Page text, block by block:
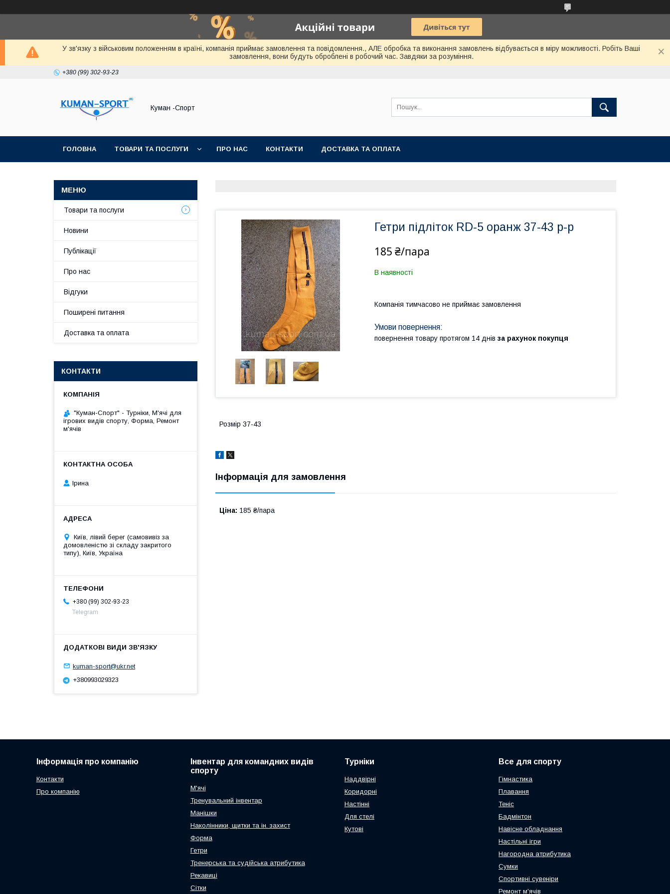
У зв'язку з військовим положенням в країні, компанія приймає замовлення та повідомлення., АЛЕ обробка та виконання замовлень відбувається в міру можливості. Робіть Ваші
замовлення, вони будуть оброблені в робочий час. Завдяки за розуміння.
+380 (99) 302-93-23
Куман -Спорт
ГОЛОВНА ТОВАРИ ТА ПОСЛУГИ ПРО НАС КОНТАКТИ ДОСТАВКА ТА ОПЛАТА
Гетри підліток RD-5 оранж 37-43 р-р
185 ₴/пара
В наявності
Компанія тимчасово не приймає замовлення
повернення товару протягом 14 днів за рахунок покупця
Розмір 37-43
Інформація для замовлення
Ціна: 185 ₴/пара
Товари та послуги
Новини
Публікації
Про нас
Відгуки
Поширені питання
Доставка та оплата
КОНТАКТИ
"Куман-Спорт" - Турніки, М'ячі для
ігрових видів спорту, Форма, Ремонт
м'ячів
Ірина
Київ, лівий берег (самовивіз за
домовленістю зі складу закритого
типу), Київ, Україна
+380 (99) 302-93-23
Telegram
kuman-sport@ukr.net
+380993029323
Інформація про компанію
Контакти
Про компанію
Інвентар для командних видів
спорту
М'ячі
Тренувальний інвентар
Манішки
Наколінники, щитки та ін. захист
Форма
Гетри
Тренерська та судійська атрибутика
Рекавиці
Сітки
Турніки
Наддвірні
Коридорні
Настінні
Для стелі
Кутові
Все для спорту
Гімнастика
Плавання
Теніс
Бадмінтон
Навісне обладнання
Настільні ігри
Нагородна атрибутика
Сумки
Спортивні сувеніри
Ремонт м'ячів